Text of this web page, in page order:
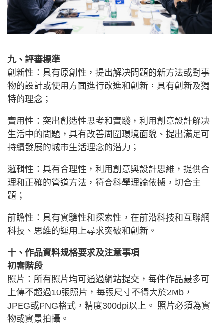
九、評審標準
創新性：具有原創性，提出解决問題的新方法或對事
物的設計或使用方面進行改進和創新，具有創新及獨
特的理念；
實用性：突出創造性思考和實踐，利用創意設計解决
生活中的問題，具有改善周圍環境面貌、提出滿足可
持續發展的城市生活理念的潜力；
邏輯性：具有合理性，利用創意與設計思維，提供合
理和正確的管道方法，符合科學理論依據，切合主
題；
前瞻性：具有實驗性和探索性，在前沿科技和互聯網
科技、思維的運用上尋求突破和創新。
十、作品資料規格要求及注意事項
初審階段
照片：所有照片均可通過網站提交，每件作品最多可
上傳不超過10張照片，每張尺寸不得大於2Mb，
JPEG或PNG格式，精度300dpi以上。 照片必須為實
物或實景拍攝。